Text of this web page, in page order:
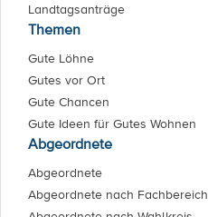
Landtagsanträge
Themen
Gute Löhne
Gutes vor Ort
Gute Chancen
Gute Ideen für Gutes Wohnen
Abgeordnete
Abgeordnete
Abgeordnete nach Fachbereich